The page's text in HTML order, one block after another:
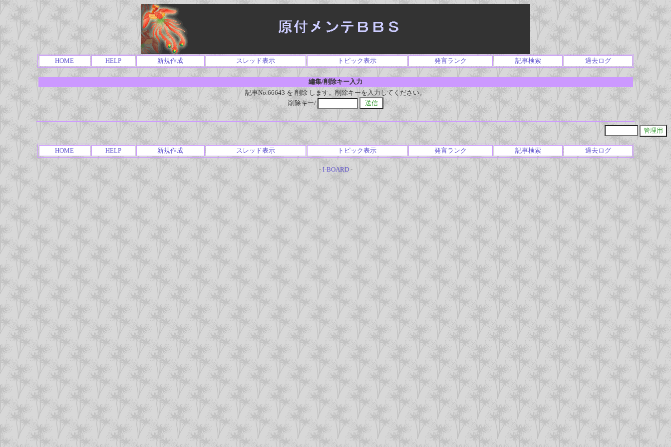
HOME HELP 新規作成 スレッド表示 トピック表示 発言ランク 記事検索 過去ログ
編集/削除キー入力
記事No.66643 を 削除 します。削除キーを入力してください。
削除キー/
HOME HELP 新規作成 スレッド表示 トピック表示 発言ランク 記事検索 過去ログ
- I-BOARD-